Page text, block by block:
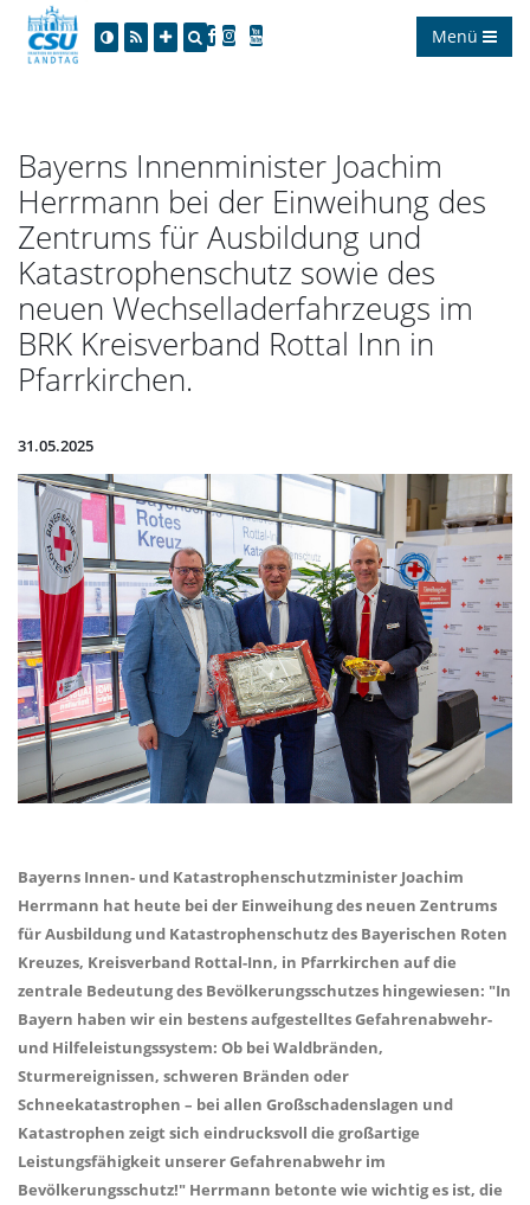
Menü
Bayerns Innenminister Joachim
Herrmann bei der Einweihung des
Zentrums für Ausbildung und
Katastrophenschutz sowie des
neuen Wechselladerfahrzeugs im
BRK Kreisverband Rottal Inn in
Pfarrkirchen.
31.05.2025
Bayerns Innen- und Katastrophenschutzminister Joachim
Herrmann hat heute bei der Einweihung des neuen Zentrums
für Ausbildung und Katastrophenschutz des Bayerischen Roten
Kreuzes, Kreisverband Rottal-Inn, in Pfarrkirchen auf die
zentrale Bedeutung des Bevölkerungsschutzes hingewiesen: "In
Bayern haben wir ein bestens aufgestelltes Gefahrenabwehr-
und Hilfeleistungssystem: Ob bei Waldbränden,
Sturmereignissen, schweren Bränden oder
Schneekatastrophen – bei allen Großschadenslagen und
Katastrophen zeigt sich eindrucksvoll die großartige
Leistungsfähigkeit unserer Gefahrenabwehr im
Bevölkerungsschutz!" Herrmann betonte wie wichtig es ist, die